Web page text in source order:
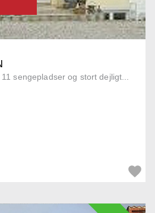
sengepladser og stort dejligt...